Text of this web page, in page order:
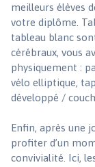
meilleurs élèves
votre diplôme.
tableau blanc
cérébraux, vous
physiquement :
vélo elliptique,
développé /
Enfin, après une
profiter d’un
convivialité. Ici,